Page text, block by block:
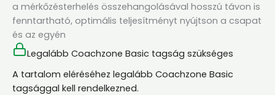
a mérkőzésterhelés összehangolásával hosszú távon is
fenntartható, optimális teljesítményt nyújtson a csapat
és az egyén
Legalább Coachzone Basic tagság szükséges
A tartalom eléréséhez legalább Coachzone Basic
tagsággal kell rendelkezned.